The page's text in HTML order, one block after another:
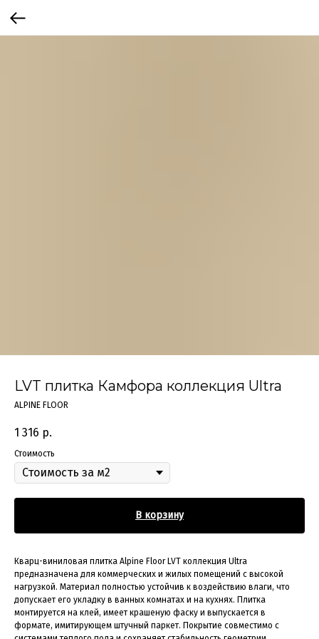
LVT плитка Камфора коллекция Ultra
ALPINE FLOOR
1 316 р.
Стоимость
В корзину
Кварц-виниловая плитка Alpine Floor LVT коллекция Ultra
предназначена для коммерческих и жилых помещений с высокой
нагрузкой. Материал полностью устойчив к воздействию влаги, что
допускает его укладку в ванных комнатах и на кухнях. Плитка
монтируется на клей, имеет крашеную фаску и выпускается в
формате, имитирующем штучный паркет. Покрытие совместимо с